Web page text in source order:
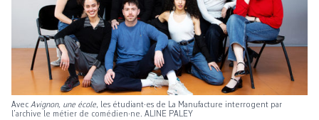
Avec Avignon, une école, les étudiant·es de La Manufacture interrogent par
l’archive le métier de comédien·ne. ALINE PALEY